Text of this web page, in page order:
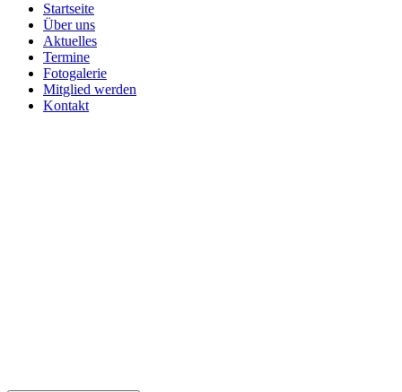
Startseite
Über uns
Aktuelles
Termine
Fotogalerie
Mitglied werden
Kontakt